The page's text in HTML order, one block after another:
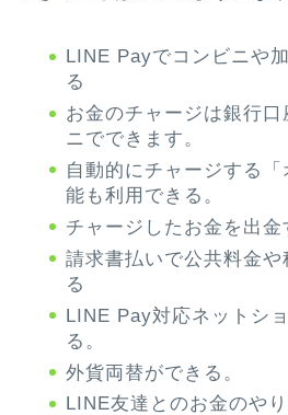
LINE Payでコンビニや
る
お金のチャージは銀行
ニでできます。
自動的にチャージする
能も利用できる。
チャージしたお金を出金
請求書払いで公共料金
る
LINE Pay対応ネットシ
る。
外貨両替ができる。
LINE友達とのお金のや